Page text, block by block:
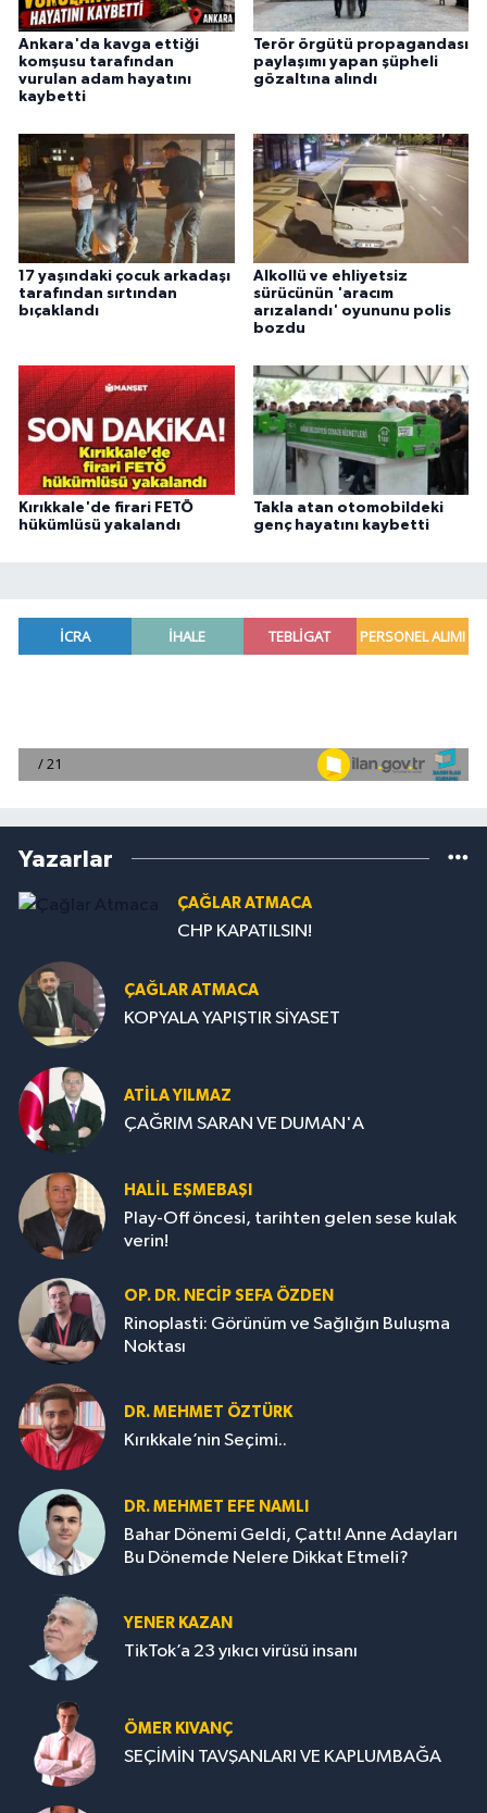
Ankara'da kavga ettiği
komşusu tarafından
vurulan adam hayatını
kaybetti
Terör örgütü propagandası
paylaşımı yapan şüpheli
gözaltına alındı
17 yaşındaki çocuk arkadaşı
tarafından sırtından
bıçaklandı
Alkollü ve ehliyetsiz
sürücünün 'aracım
arızalandı' oyununu polis
bozdu
Kırıkkale'de firari FETÖ
hükümlüsü yakalandı
Takla atan otomobildeki
genç hayatını kaybetti
Yazarlar
ÇAĞLAR ATMACA
CHP KAPATILSIN!
ÇAĞLAR ATMACA
KOPYALA YAPIŞTIR SİYASET
ATILA YILMAZ
ÇAĞRIM SARAN VE DUMAN'A
HALIL EŞMEBAŞI
Play-Off öncesi, tarihten gelen sese kulak
verin!
OP. DR. NECIP SEFA ÖZDEN
Rinoplasti: Görünüm ve Sağlığın Buluşma
Noktası
DR. MEHMET ÖZTÜRK
Kırıkkale’nin Seçimi..
DR. MEHMET EFE NAMLI
Bahar Dönemi Geldi, Çattı! Anne Adayları
Bu Dönemde Nelere Dikkat Etmeli?
YENER KAZAN
TikTok’a 23 yıkıcı virüsü insanı
ÖMER KIVANÇ
SEÇİMİN TAVŞANLARI VE KAPLUMBAĞA